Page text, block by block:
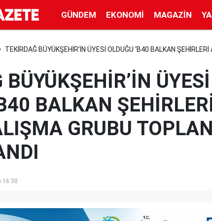
GÜNDEM EKONOMI MAGAZIN
TEKİRDAĞ BÜYÜKŞEHİR’İN ÜYESİ OLDUĞU ‘B40 BALKAN
ÜYESİ
BALKAN
GRUBU
16:30